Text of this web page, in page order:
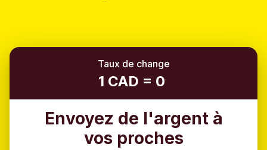
Taux de change
1 CAD = 0
Envoyez de l'argent à
vos proches